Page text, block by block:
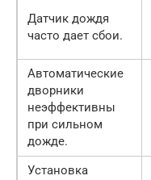
Датчик дождя
часто дает сбои.
Автоматические
дворники
неэффективны
при сильном
дожде.
Установка